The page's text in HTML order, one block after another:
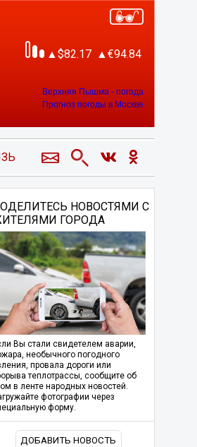
82.17 94.84
Верхняя Пышма - погода
Прогноз погоды в Москве
НОВОСТЯМИ С
ГОРОДА
Вы стали свидетелем аварии,
необычного погодного
провала дороги или
теплотрассы, сообщите об
в ленте народных новостей.
фотографии через
форму.
ДОБАВИТЬ НОВОСТЬ